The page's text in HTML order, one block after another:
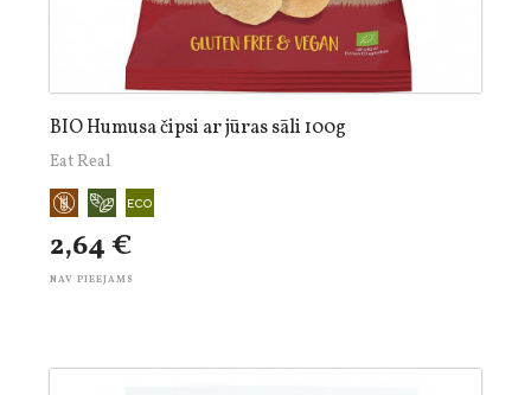
BIO Humusa čipsi ar jūras sāli 100g
Eat Real
2,64 €
NAV PIEEJAMS